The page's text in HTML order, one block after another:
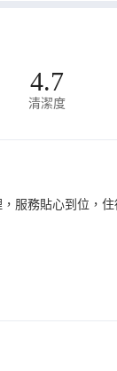
4.7
清潔度
服務貼心到位，